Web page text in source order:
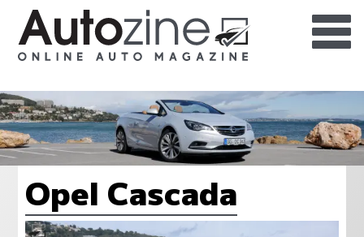
Opel Cascada